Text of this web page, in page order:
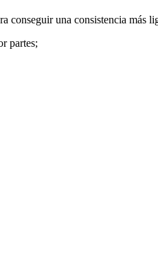
conseguir una consistencia más
partes;